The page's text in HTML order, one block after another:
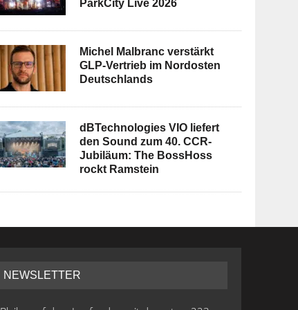
ParkCity Live 2026
Michel Malbranc verstärkt
GLP-Vertrieb im Nordosten
Deutschlands
dBTechnologies VIO liefert
den Sound zum 40. CCR-
Jubiläum: The BossHoss
rockt Ramstein
NEWSLETTER